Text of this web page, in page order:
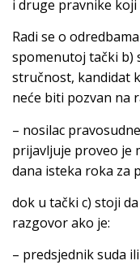
i druge pravnike
Radi se o
spomenutoj tački b)
stručnost, kandidat
neće biti pozvan na
– nosilac
prijavljuje proveo je
dana isteka roka za
dok u tački c) stoji
razgovor ako je:
– predsjednik suda